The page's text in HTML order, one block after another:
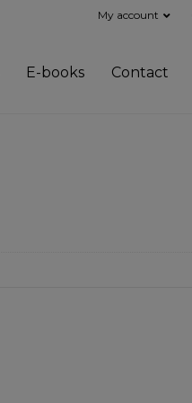
My account
E-books Contact